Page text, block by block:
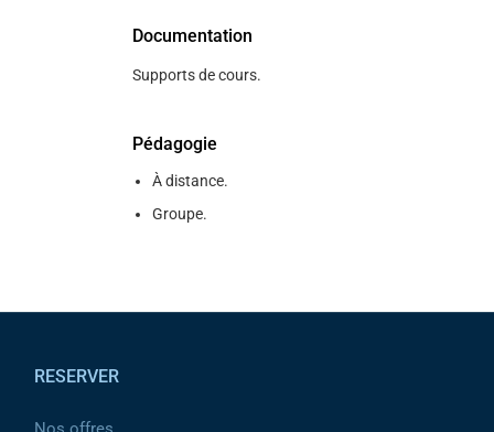
Documentation
Supports de cours.
Pédagogie
À distance.
Groupe.
RESERVER